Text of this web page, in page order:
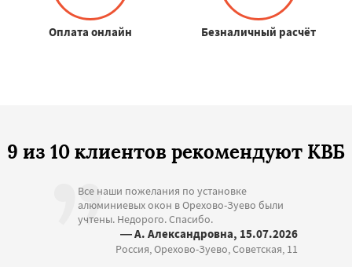
Оплата онлайн Безналичный расчёт
9 из 10 клиентов рекомендуют КВБ
Все наши пожелания по установке
алюминиевых окон в Орехово-Зуево были
учтены. Недорого. Спасибо.
— А. Александровна, 15.07.2026
Россия, Орехово-Зуево, Советская, 11